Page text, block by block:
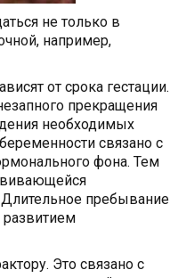
не только в
например,
от срока гестации.
прекращения
необходимых
связано с
фона. Тем
пребывание
развитием
Это связано с